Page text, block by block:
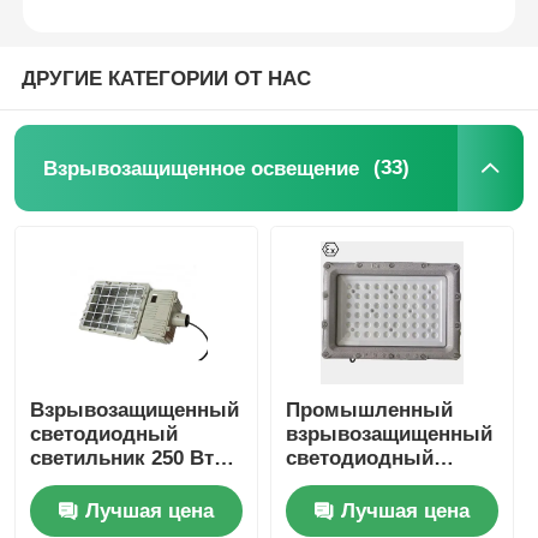
Продукция
О Компании
ДРУГИЕ КАТЕГОРИИ ОТ НАС
Взрывозащищенное освещение (33)
Взрывозащищенный
светодиодный
светильник 250 Вт
400 Вт 1000 Вт для
металлогалогенной
лампы
Лучшая цена
Промышленный
взрывозащищенный
светодиодный
светильник |
Освещение опасных
зон 1 и 2
Лучшая цена